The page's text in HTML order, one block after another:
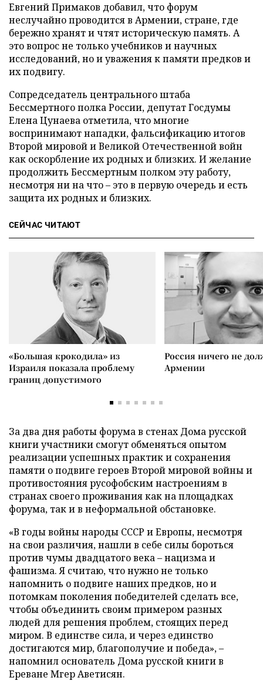
Евгений Примаков добавил, что форум
неслучайно проводится в Армении, стране, где
бережно хранят и чтят историческую память. А
это вопрос не только учебников и научных
исследований, но и уважения к памяти предков и
их подвигу.
Сопредседатель центрального штаба
Бессмертного полка России, депутат Госдумы
Елена Цунаева отметила, что многие
воспринимают нападки, фальсификацию итогов
Второй мировой и Великой Отечественной войн
как оскорбление их родных и близких. И желание
продолжить Бессмертным полком эту работу,
несмотря ни на что – это в первую очередь и есть
защита их родных и близких.
СЕЙЧАС ЧИТАЮТ
«Большая крокодила» из
Израиля показала проблему
границ допустимого
Россия ничего не
Армении
За два дня работы форума в стенах Дома русской
книги участники смогут обменяться опытом
реализации успешных практик и сохранения
памяти о подвиге героев Второй мировой войны и
противостояния русофобским настроениям в
странах своего проживания как на площадках
форума, так и в неформальной обстановке.
«В годы войны народы СССР и Европы, несмотря
на свои различия, нашли в себе силы бороться
против чумы двадцатого века – нацизма и
фашизма. Я считаю, что нужно не только
напомнить о подвиге наших предков, но и
потомкам поколения победителей сделать все,
чтобы объединить своим примером разных
людей для решения проблем, стоящих перед
миром. В единстве сила, и через единство
достигаются мир, благополучие и победа», –
напомнил основатель Дома русской книги в
Ереване Мгер Аветисян.